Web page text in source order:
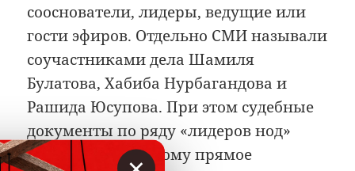
сооснователи, лидеры, ведущие или
гости эфиров. Отдельно СМИ называли
соучастниками дела Шамиля
Булатова, Хабиба Нурбагандова и
Рашида Юсупова. При этом судебные
документы по ряду «лидеров нод»
обезличены, поэтому прямое